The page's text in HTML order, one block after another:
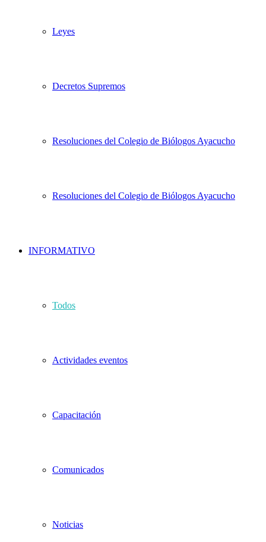
Leyes
Decretos Supremos
Resoluciones del Colegio de Biólogos Ayacucho
Resoluciones del Colegio de Biólogos Ayacucho
INFORMATIVO
Todos
Actividades eventos
Capacitación
Comunicados
Noticias